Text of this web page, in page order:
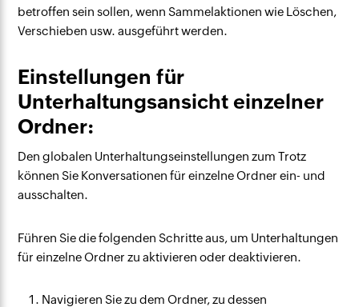
betroffen sein sollen, wenn Sammelaktionen wie Löschen,
Verschieben usw. ausgeführt werden.
Einstellungen für
Unterhaltungsansicht einzelner
Ordner:
Den globalen Unterhaltungseinstellungen zum Trotz
können Sie Konversationen für einzelne Ordner ein- und
ausschalten.
Führen Sie die folgenden Schritte aus, um Unterhaltungen
für einzelne Ordner zu aktivieren oder deaktivieren.
Navigieren Sie zu dem Ordner, zu dessen